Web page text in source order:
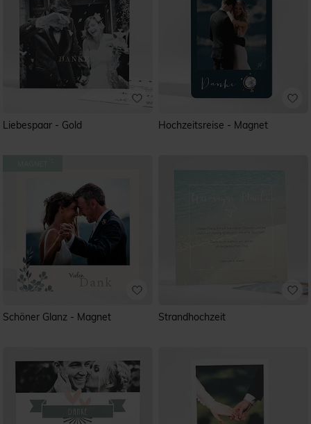
Liebespaar - Gold Hochzeitsreise - Magnet
Schöner Glanz - Magnet Strandhochzeit